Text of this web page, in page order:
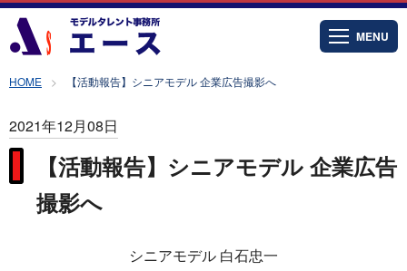
MENU
HOME 【活動報告】シニアモデル 企業広告撮影へ
2021年12月08日
【活動報告】シニアモデル 企業広告
撮影へ
シニアモデル 白石忠一